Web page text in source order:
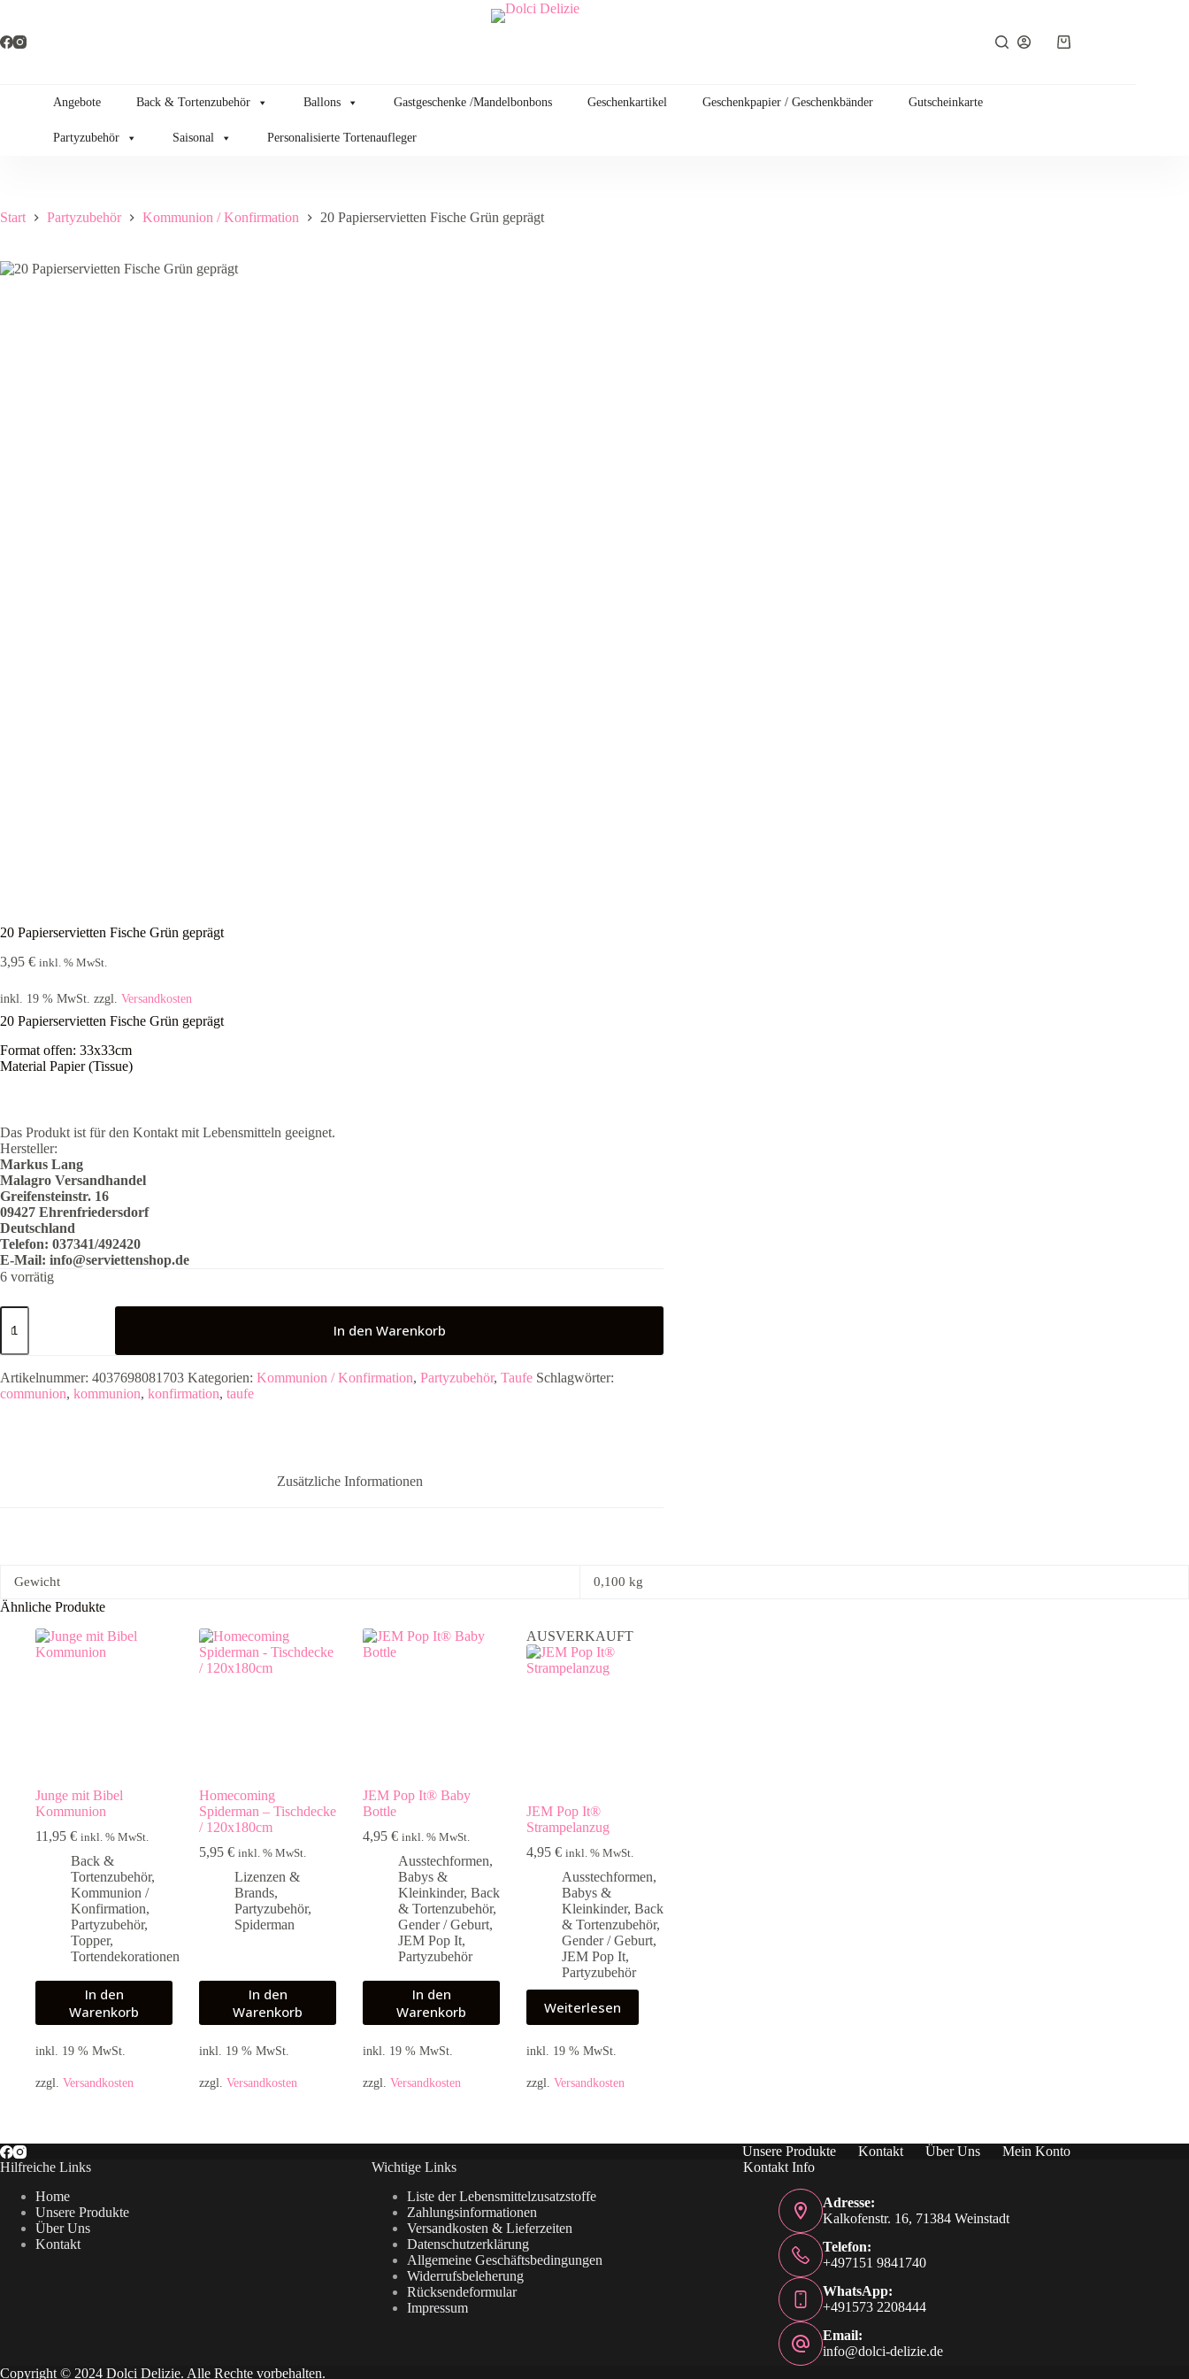
springen
Warenkorb
Angebote Back & Tortenzubehör Ballons Gastgeschenke /Mandelbonbons Geschenkartikel Geschenkpapier / Geschenkbänder Gutscheinkarte
Partyzubehör Saisonal Personalisierte Tortenaufleger
Start Partyzubehör Kommunion / Konfirmation 20 Papierservietten Fische Grün geprägt
20 Papierservietten Fische Grün geprägt
3,95 € inkl. % MwSt.
inkl. 19 % MwSt. zzgl. Versandkosten
20 Papierservietten Fische Grün geprägt
Format offen: 33x33cm
Material Papier (Tissue)
Das Produkt ist für den Kontakt mit Lebensmitteln geeignet.
Hersteller:
Markus Lang
Malagro Versandhandel
Greifensteinstr. 16
09427 Ehrenfriedersdorf
Deutschland
Telefon: 037341/492420
E-Mail: info@serviettenshop.de
6 vorrätig
20
Papierservietten
Grün
geprägt
In den Warenkorb
Artikelnummer: 4037698081703 Kategorien: Kommunion / Konfirmation, Partyzubehör, Taufe Schlagwörter:
communion, kommunion, konfirmation, taufe
Zusätzliche Informationen
Gewicht 0,100 kg
Ähnliche Produkte
Junge mit Bibel
Kommunion
11,95 € inkl. % MwSt.
Back &
Tortenzubehör,
Kommunion /
Konfirmation,
Partyzubehör,
Topper,
Tortendekorationen
In den
Warenkorb
inkl. 19 % MwSt.
zzgl. Versandkosten
Homecoming
Spiderman – Tischdecke
/ 120x180cm
5,95 € inkl. % MwSt.
Lizenzen &
Brands,
Partyzubehör,
Spiderman
In den
Warenkorb
inkl. 19 % MwSt.
zzgl. Versandkosten
JEM Pop It® Baby
Bottle
4,95 € inkl. % MwSt.
Ausstechformen,
Babys &
Kleinkinder, Back
& Tortenzubehör,
Gender / Geburt,
JEM Pop It,
Partyzubehör
In den
Warenkorb
inkl. 19 % MwSt.
zzgl. Versandkosten
AUSVERKAUFT
JEM Pop It®
Strampelanzug
4,95 € inkl. % MwSt.
Ausstechformen,
Babys &
Kleinkinder, Back
& Tortenzubehör,
Gender / Geburt,
JEM Pop It,
Partyzubehör
Weiterlesen
inkl. 19 % MwSt.
zzgl. Versandkosten
Unsere Produkte Kontakt Über Uns
Mein Konto
Hilfreiche Links
Home
Unsere Produkte
Über Uns
Kontakt
Wichtige Links
Liste der Lebensmittelzusatzstoffe
Zahlungsinformationen
Versandkosten & Lieferzeiten
Datenschutzerklärung
Allgemeine Geschäftsbedingungen
Widerrufsbeleherung
Rücksendeformular
Impressum
Kontakt Info
Adresse:
Kalkofenstr. 16, 71384 Weinstadt
Telefon:
+497151 9841740
WhatsApp:
+491573 2208444
Email:
info@dolci-delizie.de
Copyright © 2024 Dolci Delizie. Alle Rechte vorbehalten.